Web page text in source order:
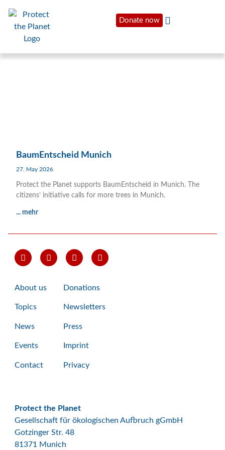
Donate now
BaumEntscheid Munich
27. May 2026
Protect the Planet supports BaumEntscheid in Munich. The
citizens’ initiative calls for more trees in Munich.
... mehr
About us
Topics
News
Events
Contact
Donations
Newsletters
Press
Imprint
Privacy
Protect the Planet
Gesellschaft für ökologischen Aufbruch gGmbH
Gotzinger Str. 48
81371 Munich